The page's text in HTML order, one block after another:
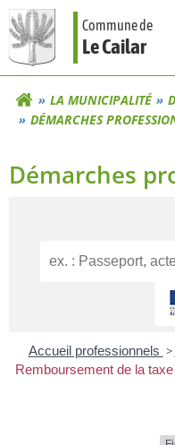
Aller
au
contenu
Commune de
Le Cailar
LA MUNICIPALITÉ
DÉMARCHES
Démarches
Accueil professionnels >
Remboursement de la